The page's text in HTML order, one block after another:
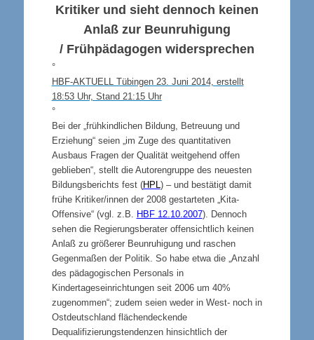
Kritiker und sieht dennoch keinen
Anlaß zur Beunruhigung
/ Frühpädagogen widersprechen
°
HBF-AKTUELL Tübingen 23. Juni 2014, erstellt
18:53 Uhr, Stand 21:15 Uhr
°
Bei der „frühkindlichen Bildung, Betreuung und
Erziehung“ seien „im Zuge des quantitativen
Ausbaus Fragen der Qualität weitgehend offen
geblieben“, stellt die Autorengruppe des neuesten
Bildungsberichts fest (HPL ) – und bestätigt damit
frühe Kritiker/innen der 2008 gestarteten „Kita-
Offensive“ (vgl. z.B. HBF 12.10.2007). Dennoch
sehen die Regierungsberater offensichtlich keinen
Anlaß zu größerer Beunruhigung und raschen
Gegenmaßen der Politik. So habe etwa die „Anzahl
des pädagogischen Personals in
Kindertageseinrichtungen seit 2006 um 40%
zugenommen“; zudem seien weder in West- noch in
Ostdeutschland flächendeckende
Dequalifizierungstendenzen hinsichtlich der